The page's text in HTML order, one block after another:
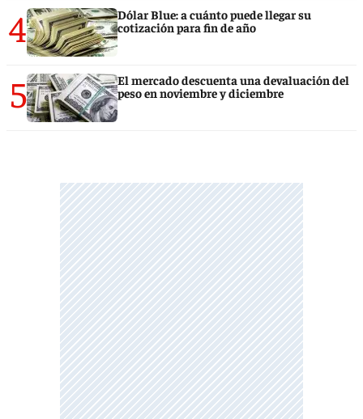
4
Dólar Blue: a cuánto puede llegar su
cotización para fin de año
5
El mercado descuenta una devaluación del
peso en noviembre y diciembre